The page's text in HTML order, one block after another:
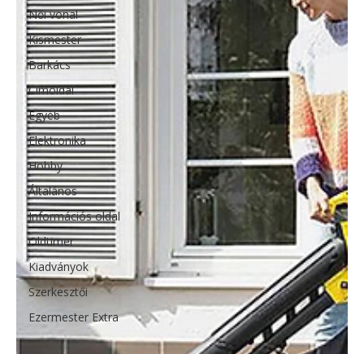
Női vonal
Kismester
Barkács
Címoldal
Egyéb
Elektronika
Hobby
Általános
Információs oldal
Oldtimer
Kiadványok
Szerkesztői
Ezermester Extra